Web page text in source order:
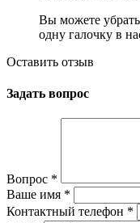
Вы можете
одну галочку в
Оставить отзыв
Задать вопрос
Вопрос *
Ваше имя *
Контактный телефон *